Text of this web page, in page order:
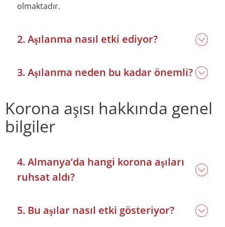
olmaktadır.
2. Aşılanma nasıl etki ediyor?
3. Aşılanma neden bu kadar önemli?
Korona aşısı hakkında genel
bilgiler
4. Almanya’da hangi korona aşıları
ruhsat aldı?
5. Bu aşılar nasıl etki gösteriyor?